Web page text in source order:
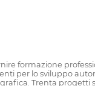
formazione
per lo sviluppo
Trenta progetti